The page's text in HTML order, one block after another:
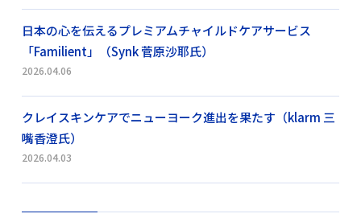
日本の心を伝えるプレミアムチャイルドケアサービス
「Familient」（Synk 菅原沙耶氏）
2026.04.06
クレイスキンケアでニューヨーク進出を果たす（klarm 三
嘴香澄氏）
2026.04.03